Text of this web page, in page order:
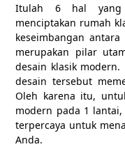
Itulah 6 hal yang
menciptakan rumah
keseimbangan
merupakan pilar
desain klasik modern.
desain tersebut
Oleh karena itu,
modern pada 1
terpercaya untuk
Anda.